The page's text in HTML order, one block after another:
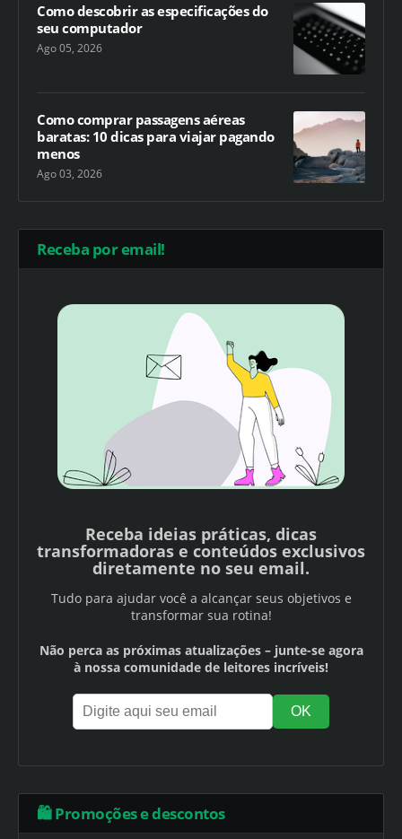
Como descobrir as especificações do
seu computador
Ago 05, 2026
Como comprar passagens aéreas
baratas: 10 dicas para viajar pagando
menos
Ago 03, 2026
Receba por email!
Receba ideias práticas, dicas
transformadoras e conteúdos exclusivos
diretamente no seu email.
Tudo para ajudar você a alcançar seus objetivos e
transformar sua rotina!
Não perca as próximas atualizações – junte-se agora
à nossa comunidade de leitores incríveis!
🛍️ Promoções e descontos